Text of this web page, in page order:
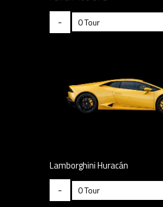
-
Lamborghini Huracán
-